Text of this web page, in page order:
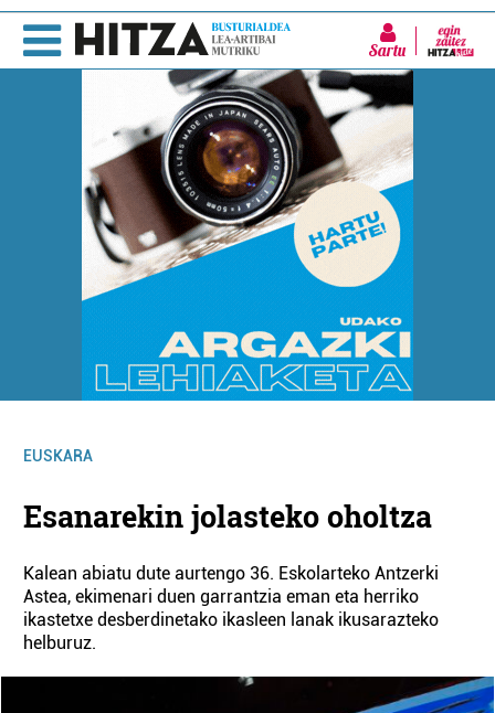
Sartu
EUSKARA
Esanarekin jolasteko oholtza
Kalean abiatu dute aurtengo 36. Eskolarteko Antzerki
Astea, ekimenari duen garrantzia eman eta herriko
ikastetxe desberdinetako ikasleen lanak ikusarazteko
helburuz.